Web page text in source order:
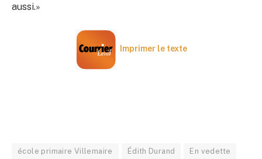
aussi.»
Imprimer le texte
école primaire Villemaire Édith Durand En vedette